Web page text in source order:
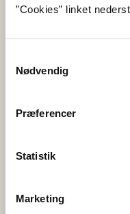
”Cookies” linket
Nødvendig
Præferencer
Statistik
Marketing
Følg os
Facebook
Rss
Tilmeld nyhedsbreve